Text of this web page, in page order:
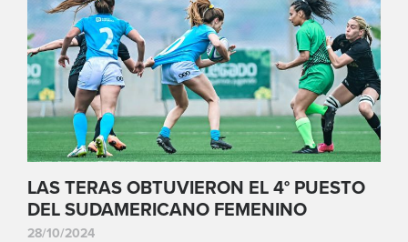
LAS TERAS OBTUVIERON EL 4° PUESTO
DEL SUDAMERICANO FEMENINO
28/10/2024